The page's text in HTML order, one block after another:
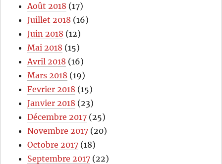
Août 2018 (17)
Juillet 2018 (16)
Juin 2018 (12)
Mai 2018 (15)
Avril 2018 (16)
Mars 2018 (19)
Fevrier 2018 (15)
Janvier 2018 (23)
Décembre 2017 (25)
Novembre 2017 (20)
Octobre 2017 (18)
Septembre 2017 (22)